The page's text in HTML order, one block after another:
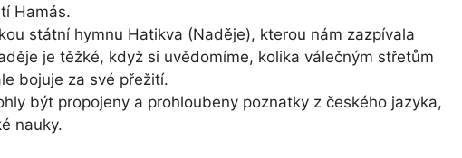
Hamás.
státní hymnu Hatikva (Naděje), kterou nám zazpívala
je těžké, když si uvědomíme, kolika válečným střetům
bojuje za své přežití.
být propojeny a prohloubeny poznatky z českého jazyka,
nauky.